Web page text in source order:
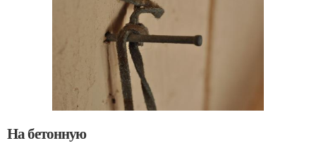
На бетонную